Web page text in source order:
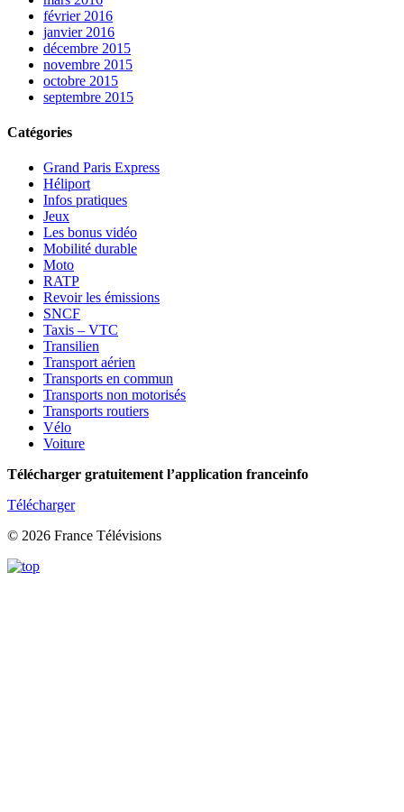
février 2016
janvier 2016
décembre 2015
novembre 2015
octobre 2015
septembre 2015
Catégories
Grand Paris Express
Héliport
Infos pratiques
Jeux
Les bonus vidéo
Mobilité durable
Moto
RATP
Revoir les émissions
SNCF
Taxis – VTC
Transilien
Transport aérien
Transports en commun
Transports non motorisés
Transports routiers
Vélo
Voiture
Télécharger gratuitement l’application franceinfo
Télécharger
© 2026 France Télévisions